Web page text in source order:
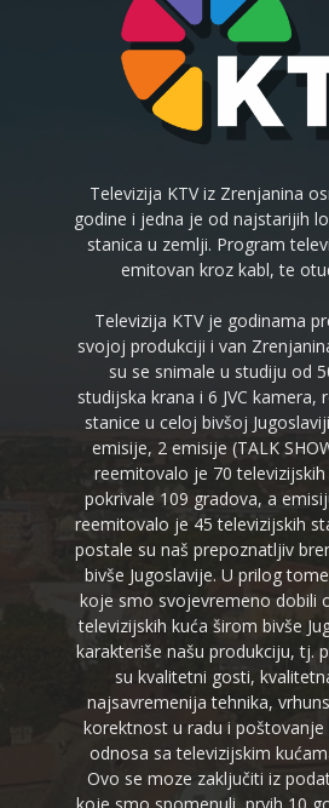
Televizija KTV iz Zrenjanina
godine i jedna je od najstarijih
stanica u zemlji. Program
emitovan kroz kabl, te
Televizija KTV je godinama
svojoj produkciji i van
su se snimale u studiju od
studijska krana i 6 JVC kamera,
stanice u celoj bivšoj
emisije, 2 emisije (TALK
reemitovalo je 70
pokrivale 109 gradova, a
reemitovalo je 45 televizijskih
postale su naš prepoznatljiv
bivše Jugoslavije. U prilog
koje smo svojevremeno dobili
televizijskih kuća širom bivše
karakteriše našu produkciju, tj.
su kvalitetni gosti,
najsavremenija tehnika,
korektnost u radu i poštovanje
odnosa sa televizijskim
Ovo se moze zaključiti iz